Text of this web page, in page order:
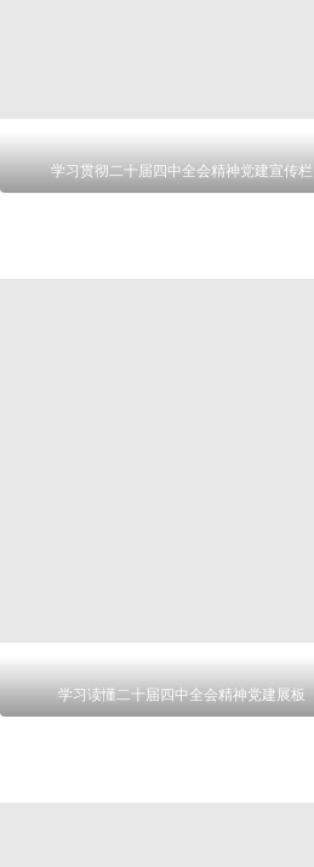
学习贯彻二十届四中全会精神党建宣传栏
学习读懂二十届四中全会精神党建展板